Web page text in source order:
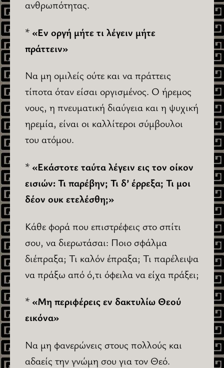
ανθρωπότητας.
*«Εν οργή μήτε τι λέγειν μήτε
πράττειν»
Να μη ομιλείς ούτε και να πράττεις
τίποτα όταν είσαι οργισμένος. Ο ήρεμος
νους, η πνευματική διαύγεια και η ψυχική
ηρεμία, είναι οι καλλίτεροι σύμβουλοι
του ατόμου.
*«Εκάστοτε ταύτα λέγειν εις τον οίκον
εισιών: Τι παρέβην; Τι δ’ έρρεξα; Τι μοι
δέον ουκ ετελέσθη;»
Κάθε φορά που επιστρέφεις στο σπίτι
σου, να διερωτάσαι: Ποιο σφάλμα
διέπραξα; Τι καλόν έπραξα; Τι παρέλειψα
να πράξω από ό,τι όφειλα να είχα πράξει;
*«Μη περιφέρεις εν δακτυλίω Θεού
εικόνα»
Να μη φανερώνεις στους πολλούς και
αδαείς την γνώμη σου για τον Θεό.